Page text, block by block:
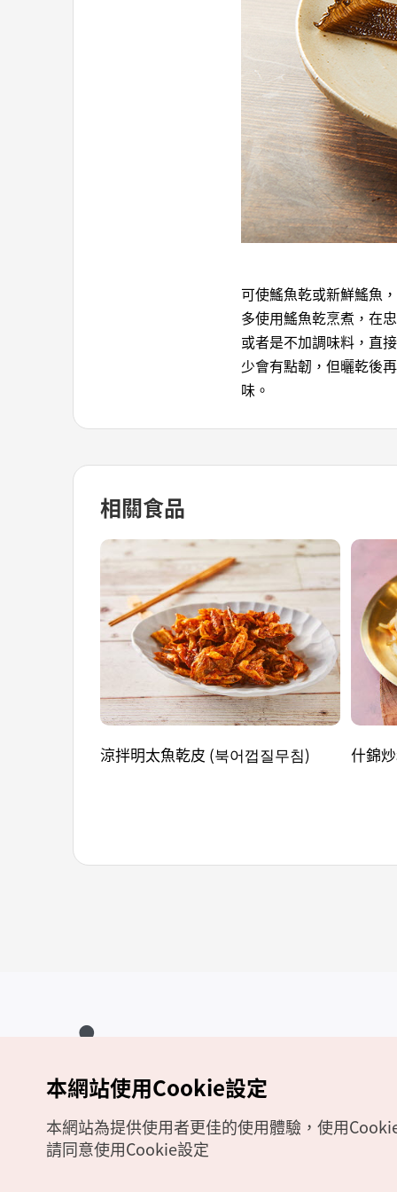
可使鰩魚乾或新鮮鰩魚
多使用鰩魚乾烹煮，在
或者是不加調味料，直
少會有點韌，但曬乾後
味。
相關食品
涼拌明太魚乾皮 (북어껍질무침) 什錦
Copyrights (c) 韓國觀光公社版權所有
如有相關疑問或建議，歡迎來信至官方信箱
本網站使用Cookie設定
本網站為提供使用者更佳的使用體驗，使用
請同意使用Cookie設定